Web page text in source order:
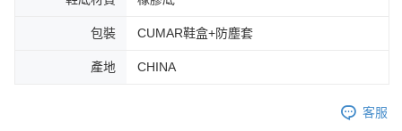
包裝 CUMAR鞋盒+防塵套
產地 CHINA
客服